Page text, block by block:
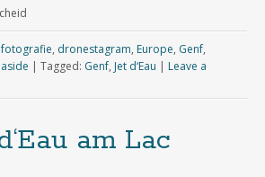
, dronestagram, Europe, Genf,
| Tagged: Genf, Jet d‘Eau | Leave a
am Lac